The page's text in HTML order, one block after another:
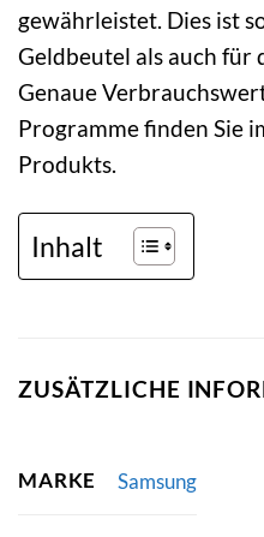
gewährleistet. Dies ist
Geldbeutel als auch
Genaue
Programme finden Sie
Produkts.
Inhalt
ZUSÄTZLICHE
MARKE Samsung